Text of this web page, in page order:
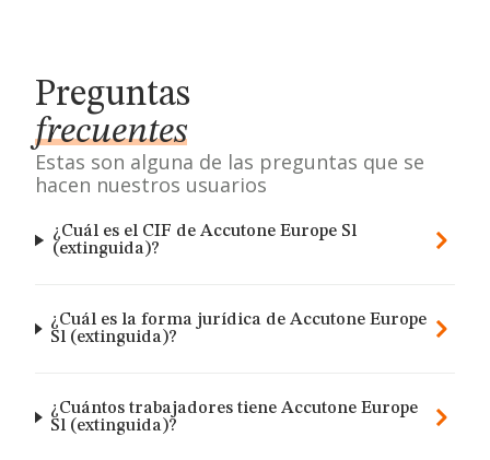
Preguntas
frecuentes
Estas son alguna de las preguntas que se
hacen nuestros usuarios
¿Cuál es el CIF de Accutone Europe Sl
(extinguida)?
¿Cuál es la forma jurídica de Accutone Europe
Sl (extinguida)?
¿Cuántos trabajadores tiene Accutone Europe
Sl (extinguida)?